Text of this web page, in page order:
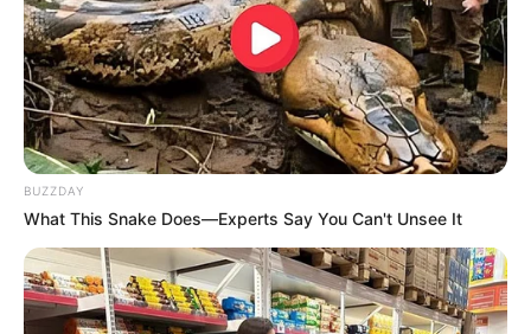
Mute
yang semakin membuat drama ini sayang jika dilewatkan.
Drama yang berjumlah 17 episode ini merupakan pengganti dari
dramaI Can Hear Your Voiceyang tayang pada jam yang sama.
Daftar isi
BUZZDAY
What This Snake Does—Experts Say You Can't Unsee It